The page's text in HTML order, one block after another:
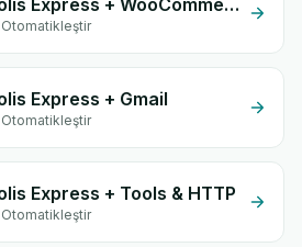
Mes Colis Express + WooCommerce
Otomatikleştir
Express + Gmail
Otomatikleştir
Express + Tools & HTTP
Otomatikleştir